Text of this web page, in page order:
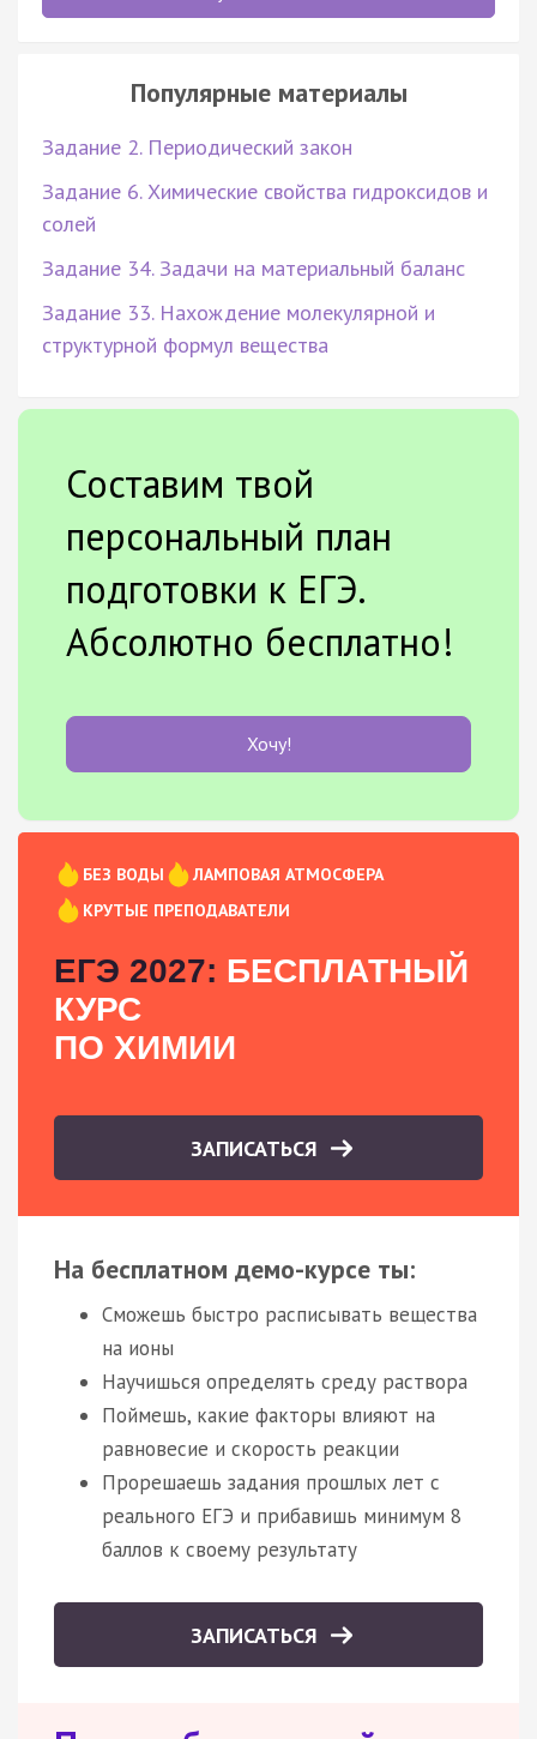
Популярные материалы
Задание 2. Периодический закон
Задание 6. Химические свойства гидроксидов и
солей
Задание 34. Задачи на материальный баланс
Задание 33. Нахождение молекулярной и
структурной формул вещества
Составим твой
персональный план
подготовки к ЕГЭ.
Абсолютно бесплатно!
Хочу!
БЕЗ ВОДЫ
ЛАМПОВАЯ АТМОСФЕРА
КРУТЫЕ ПРЕПОДАВАТЕЛИ
ЕГЭ 2027: БЕСПЛАТНЫЙ
КУРС
ПО ХИМИИ
ЗАПИСАТЬСЯ
На бесплатном демо-курсе ты:
Сможешь быстро расписывать вещества
на ионы
Научишься определять среду раствора
Поймешь, какие факторы влияют на
равновесие и скорость реакции
Прорешаешь задания прошлых лет с
реального ЕГЭ и прибавишь минимум 8
баллов к своему результату
ЗАПИСАТЬСЯ